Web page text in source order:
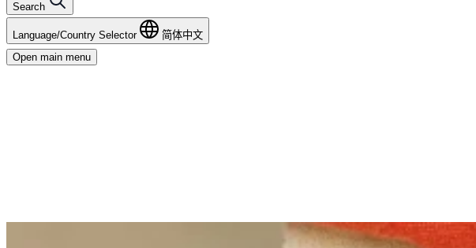
Search
Language/Country Selector
简体中文
Open main menu